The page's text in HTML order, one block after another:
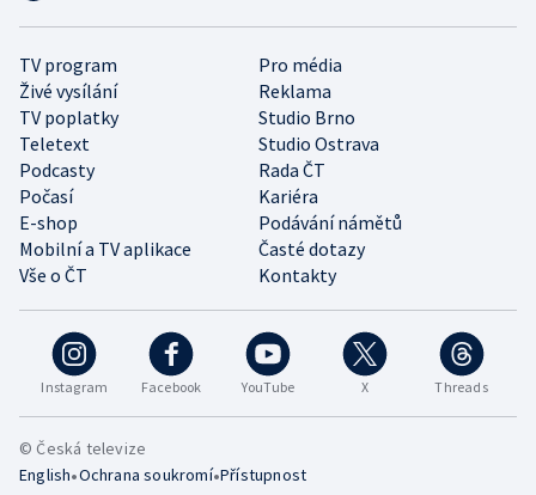
Instagram Facebook YouTube X Threads
TV program
Pro média
Živé vysílání
Reklama
TV poplatky
Studio Brno
Teletext
Studio Ostrava
Podcasty
Rada ČT
Počasí
Kariéra
E-shop
Podávání námětů
Mobilní a TV aplikace
Časté dotazy
Vše o ČT
Kontakty
© Česká televize
English•Ochrana soukromí•Přístupnost